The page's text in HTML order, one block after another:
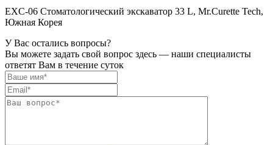
EXC-06 Стоматологический экскаватор 33 L, Mr.Curette Tech,
Южная Корея
У Вас остались вопросы?
Вы можете задать свой вопрос здесь — наши специалисты
ответят Вам в течение суток